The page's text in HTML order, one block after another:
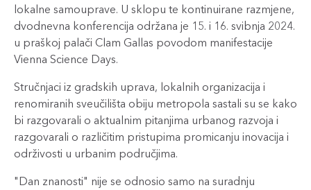
lokalne samouprave. U sklopu te kontinuirane razmjene,
dvodnevna konferencija održana je 15. i 16. svibnja 2024.
u praškoj palači Clam Gallas povodom manifestacije
Vienna Science Days.
Stručnjaci iz gradskih uprava, lokalnih organizacija i
renomiranih sveučilišta obiju metropola sastali su se kako
bi razgovarali o aktualnim pitanjima urbanog razvoja i
razgovarali o različitim pristupima promicanju inovacija i
održivosti u urbanim područjima.
"Dan znanosti" nije se odnosio samo na suradnju